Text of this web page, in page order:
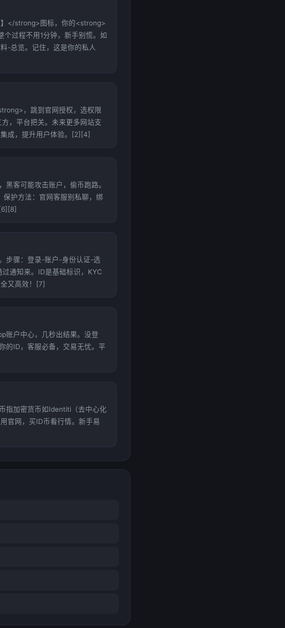
</strong>图标，你的<strong>
过程不用1分钟，新手别慌。如
-总览。记住，这是你的私人
，跳到官网授权，选权限
，平台把关。未来更多网站支
成，提升用户体验。[2][4]
客可能攻击账户，偷币跑路。
护方法：官网客服别私聊，绑
步骤：登录-账户-身份认证-选
通知来。ID是基础标识，KYC
又高效！[7]
账户中心，几秒出结果。没登
的ID，客服必备，交易无忧。平
指加密货币如Identiti（去中心化
官网，买ID币看行情。新手易